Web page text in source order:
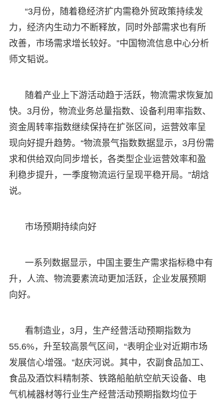
“3月份，随着稳经济扩内需稳外贸政策持续发
力，经济内生动力不断释放，同时外部需求也有所
改善，市场需求增长较好。”中国物流信息中心分析
师文韬说。
随着产业上下游活动趋于活跃，物流需求恢复加
快。3月份，物流业务总量指数、设备利用率指数、
资金周转率指数继续保持在扩张区间，运营效率呈
现向好提升趋势。“物流景气指数数据显示，3月份需
求和供给双向同步增长，各类型企业运营效率和盈
利稳步提升，一季度物流运行呈现平稳开局。”胡焓
说。
市场预期持续向好
一系列数据显示，中国主要生产需求指标稳中有
升，人流、物流要素流动更加活跃，企业发展预期
向好。
看制造业，3月，生产经营活动预期指数为
55.6%，升至较高景气区间，“表明企业对近期市场
发展信心增强。”赵庆河说。其中，农副食品加工、
食品及酒饮料精制茶、铁路船舶航空航天设备、电
气机械器材等行业生产经营活动预期指数均位于